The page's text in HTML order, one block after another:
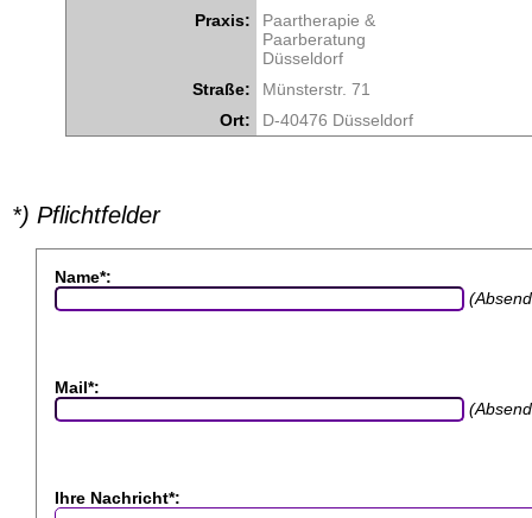
Praxis:
Paartherapie &
Paarberatung
Düsseldorf
Straße:
Münsterstr. 71
Ort:
D-40476 Düsseldorf
*) Pflichtfelder
Name*:
Mail*:
Ihre Nachricht*: